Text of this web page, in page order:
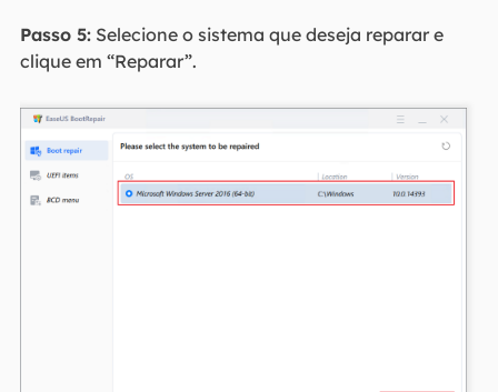
Passo 5:Selecione o sistema que deseja reparar e
clique em “Reparar”.